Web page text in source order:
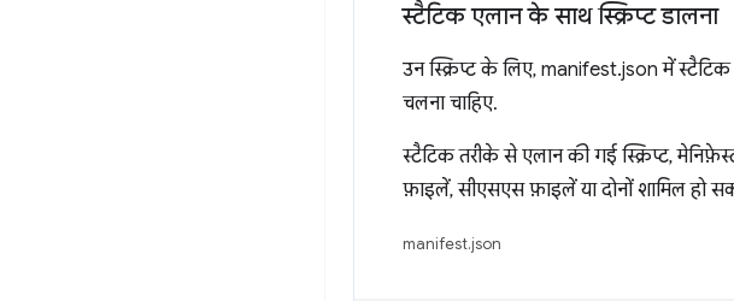
स्टैटिक एलान के साथ स्क्रिप्ट डालना
उन स्क्रिप्ट के लिए, manifest.json में
चलना चाहिए.
स्टैटिक तरीके से एलान की गई स्क्रिप्ट,
फ़ाइलें, सीएसएस फ़ाइलें या दोनों शामिल हो
manifest.json